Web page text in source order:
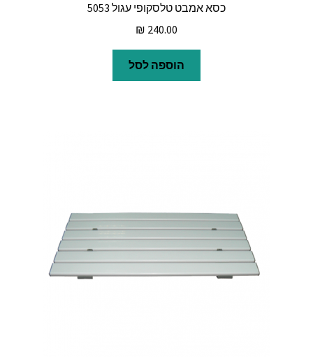
כסא אמבט טלסקופי עגול 5053
₪ 240.00
הוספה לסל